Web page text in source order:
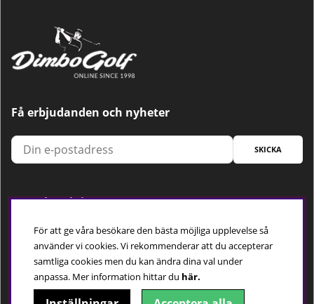
Få erbjudanden och nyheter
SKICKA
Trygg betalning
Följ oss
För att ge våra besökare den bästa möjliga upplevelse så
använder vi cookies. Vi rekommenderar att du accepterar
samtliga cookies men du kan ändra dina val under
anpassa. Mer information hittar du här.